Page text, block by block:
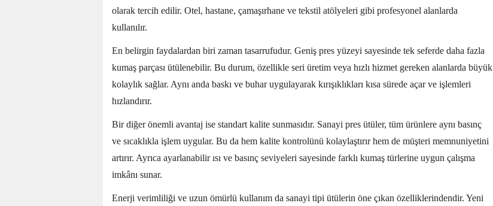
olarak tercih edilir. Otel, hastane, çamaşırhane ve tekstil atölyeleri gibi profesyonel alanlarda
kullanılır.
En belirgin faydalardan biri zaman tasarrufudur. Geniş pres yüzeyi sayesinde tek seferde daha fazla
kumaş parçası ütülenebilir. Bu durum, özellikle seri üretim veya hızlı hizmet gereken alanlarda büyük
kolaylık sağlar. Aynı anda baskı ve buhar uygulayarak kırışıklıkları kısa sürede açar ve işlemleri
hızlandırır.
Bir diğer önemli avantaj ise standart kalite sunmasıdır. Sanayi pres ütüler, tüm ürünlere aynı basınç
ve sıcaklıkla işlem uygular. Bu da hem kalite kontrolünü kolaylaştırır hem de müşteri memnuniyetini
artırır. Ayrıca ayarlanabilir ısı ve basınç seviyeleri sayesinde farklı kumaş türlerine uygun çalışma
imkânı sunar.
Enerji verimliliği ve uzun ömürlü kullanım da sanayi tipi ütülerin öne çıkan özelliklerindendir. Yeni